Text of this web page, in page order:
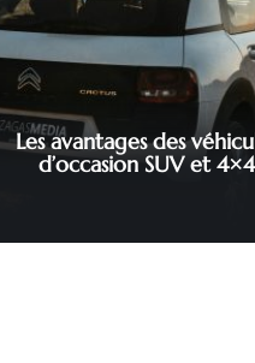
Les avantages des
d’occasion SUV et 4×4